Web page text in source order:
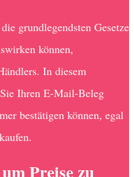
grundlegendsten Gesetze
können,
In diesem
Ihren E-Mail-Beleg
bestätigen können, egal
Preise zu